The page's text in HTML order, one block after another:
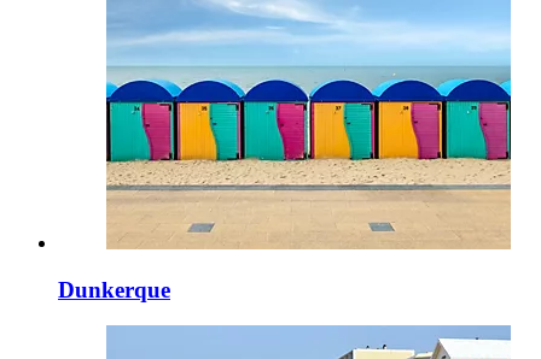
Dunkerque